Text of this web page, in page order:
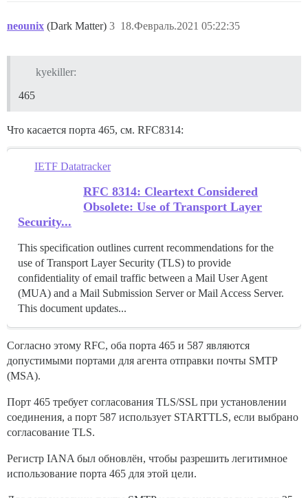
neounix (Dark Matter) 18.Февраль.2021 05:22:35
3
kyekiller:
465
Что касается порта 465, см. RFC8314:
IETF Datatracker
RFC 8314: Cleartext Considered
Obsolete: Use of Transport Layer
Security...
This specification outlines current recommendations for the
use of Transport Layer Security (TLS) to provide
confidentiality of email traffic between a Mail User Agent
(MUA) and a Mail Submission Server or Mail Access Server.
This document updates...
Согласно этому RFC, оба порта 465 и 587 являются
допустимыми портами для агента отправки почты SMTP
(MSA).
Порт 465 требует согласования TLS/SSL при установлении
соединения, а порт 587 использует STARTTLS, если выбрано
согласование TLS.
Регистр IANA был обновлён, чтобы разрешить легитимное
использование порта 465 для этой цели.